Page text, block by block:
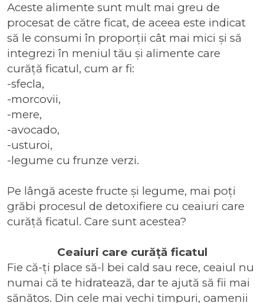
Aceste alimente sunt mult mai greu de
procesat de către ficat, de aceea este indicat
să le consumi în proporții cât mai mici și să
integrezi în meniul tău și alimente care
curăță ficatul, cum ar fi:
-sfecla,
-morcovii,
-mere,
-avocado,
-usturoi,
-legume cu frunze verzi.
Pe lângă aceste fructe și legume, mai poți
grăbi procesul de detoxifiere cu ceaiuri care
curăță ficatul. Care sunt acestea?
Ceaiuri care curăță ficatul
Fie că-ți place să-l bei cald sau rece, ceaiul nu
numai că te hidratează, dar te ajută să fii mai
sănătos. Din cele mai vechi timpuri, oamenii